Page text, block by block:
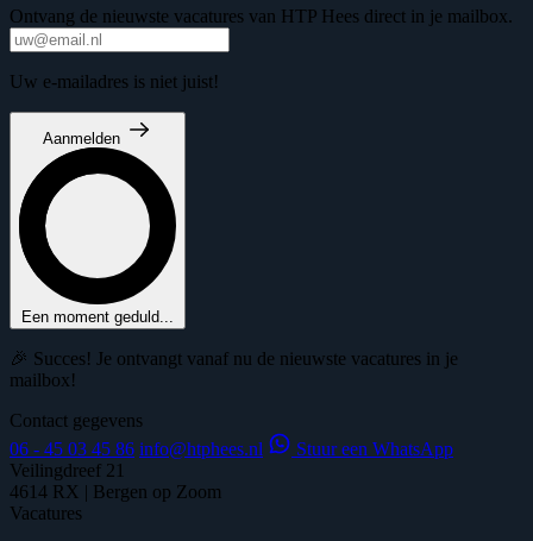
Ontvang de nieuwste vacatures van HTP Hees direct in je mailbox.
Uw e-mailadres is niet juist!
Aanmelden
Een moment geduld...
🎉 Succes! Je ontvangt vanaf nu de nieuwste vacatures in je
mailbox!
Contact gegevens
06 - 45 03 45 86 info@htphees.nl
Stuur een WhatsApp
Veilingdreef 21
4614 RX | Bergen op Zoom
Vacatures